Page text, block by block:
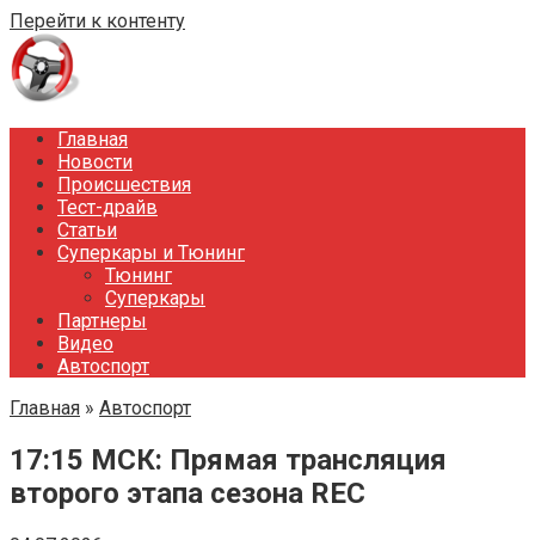
Перейти к контенту
Главная
Новости
Происшествия
Тест-драйв
Статьи
Суперкары и Тюнинг
Тюнинг
Суперкары
Партнеры
Видео
Автоспорт
Главная » Автоспорт
17:15 МСК: Прямая трансляция
второго этапа сезона REC